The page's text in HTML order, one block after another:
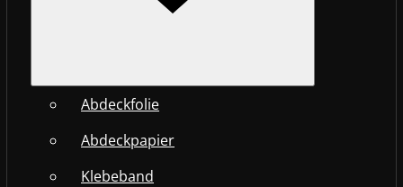
Abdeckfolie
Abdeckpapier
Klebeband